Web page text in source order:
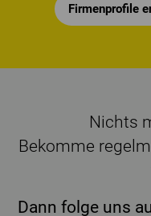
Firmenprofile
Nichts
Bekomme
Dann folge uns